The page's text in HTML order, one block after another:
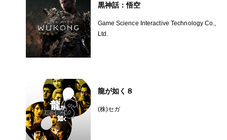
黒神話：悟空
Game Science Interactive Technology Co.,
Ltd.
龍が如く８
(株)セガ